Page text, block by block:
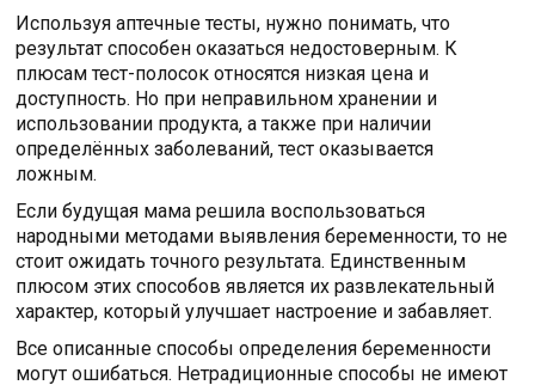
Используя аптечные тесты, нужно понимать, что
результат способен оказаться недостоверным. К
плюсам тест-полосок относятся низкая цена и
доступность. Но при неправильном хранении и
использовании продукта, а также при наличии
определённых заболеваний, тест оказывается
ложным.
Если будущая мама решила воспользоваться
народными методами выявления беременности, то не
стоит ожидать точного результата. Единственным
плюсом этих способов является их развлекательный
характер, который улучшает настроение и забавляет.
Все описанные способы определения беременности
могут ошибаться. Нетрадиционные способы не имеют